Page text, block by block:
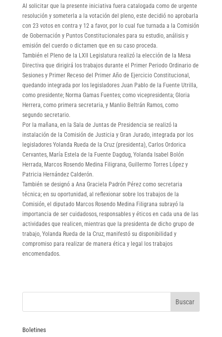
Al solicitar que la presente iniciativa fuera catalogada como de urgente
resolución y someterla a la votación del pleno, este decidió no aprobarla
con 23 votos en contra y 12 a favor, por lo cual fue turnada a la Comisión
de Gobernación y Puntos Constitucionales para su estudio, análisis y
emisión del cuerdo o dictamen que en su caso proceda.
También el Pleno de la LXII Legislatura realizó la elección de la Mesa
Directiva que dirigirá los trabajos durante el Primer Periodo Ordinario de
Sesiones y Primer Receso del Primer Año de Ejercicio Constitucional,
quedando integrada por los legisladores Juan Pablo de la Fuente Utrilla,
como presidente; Norma Gamas Fuentes; como vicepresidenta; Gloria
Herrera, como primera secretaria, y Manlio Beltrán Ramos, como
segundo secretario.
Por la mañana, en la Sala de Juntas de Presidencia se realizó la
instalación de la Comisión de Justicia y Gran Jurado, integrada por los
legisladores Yolanda Rueda de la Cruz (presidenta), Carlos Ordorica
Cervantes, María Estela de la Fuente Dagdug, Yolanda Isabel Bolón
Herrada, Marcos Rosendo Medina Filigrana, Guillermo Torres López y
Patricia Hernández Calderón.
También se designó a Ana Graciela Padrón Pérez como secretaria
técnica; en su oportunidad, al reflexionar sobre los trabajos de la
Comisión, el diputado Marcos Rosendo Medina Filigrana subrayó la
importancia de ser cuidadosos, responsables y éticos en cada una de las
actividades que realicen, mientras que la presidenta de dicho grupo de
trabajo, Yolanda Rueda de la Cruz, manifestó su disponibilidad y
compromiso para realizar de manera ética y legal los trabajos
encomendados.
Boletines